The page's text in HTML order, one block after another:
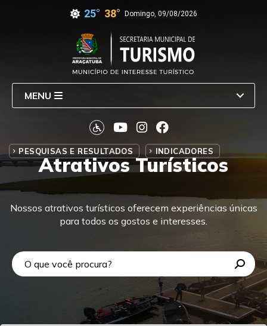
25° 38° Domingo, 09/08/2026
MENU
PESQUISAS E RESULTADOS INDICADORES
Atrativos Turísticos
Nossos atrativos turísticos oferecem experiências únicas
para todos os gostos e interesses.